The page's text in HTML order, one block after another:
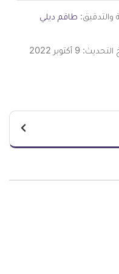
والتدقيق: طاقم ديلي
التحديث: 9 أكتوبر 2022